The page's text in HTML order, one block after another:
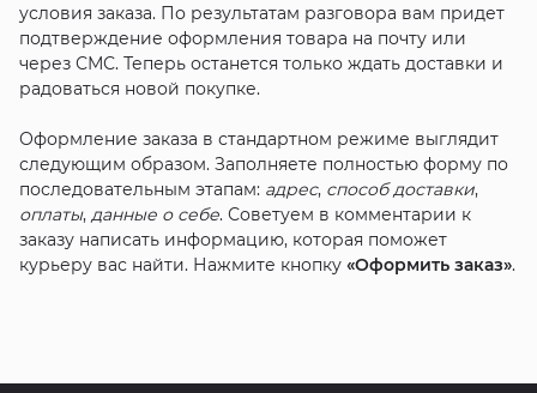
условия заказа. По результатам разговора вам придет
подтверждение оформления товара на почту или
через СМС. Теперь останется только ждать доставки и
радоваться новой покупке.
Оформление заказа в стандартном режиме выглядит
следующим образом. Заполняете полностью форму по
последовательным этапам: адрес, способ доставки,
оплаты, данные о себе. Советуем в комментарии к
заказу написать информацию, которая поможет
курьеру вас найти. Нажмите кнопку «Оформить заказ».